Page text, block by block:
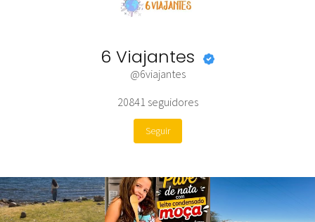
6 Viajantes
@6viajantes
20841 seguidores
Seguir